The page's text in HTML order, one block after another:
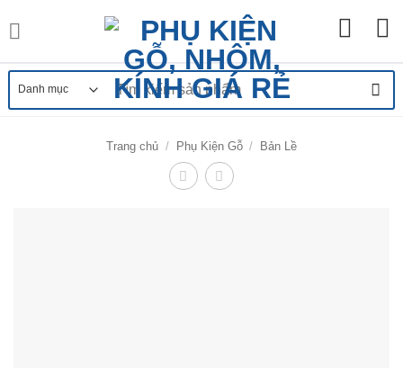
Tìm
kiếm:
Trang chủ / Phụ Kiện Gỗ / Bản Lề